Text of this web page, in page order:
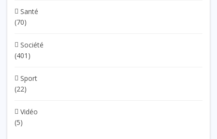
Santé
(70)
Société
(401)
Sport
(22)
Vidéo
(5)